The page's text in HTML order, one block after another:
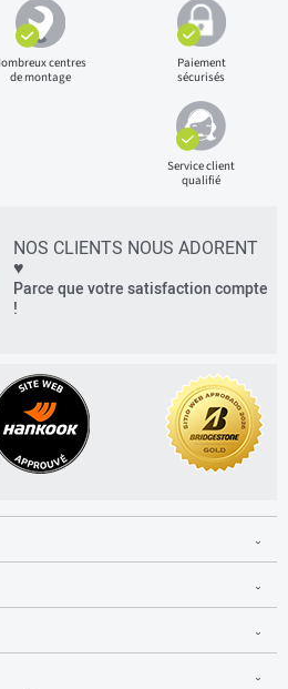
centres
de montage
Paiement
sécurisés
Service client
qualifié
NOS CLIENTS NOUS ADORENT
♥
Parce que votre satisfaction compte
!